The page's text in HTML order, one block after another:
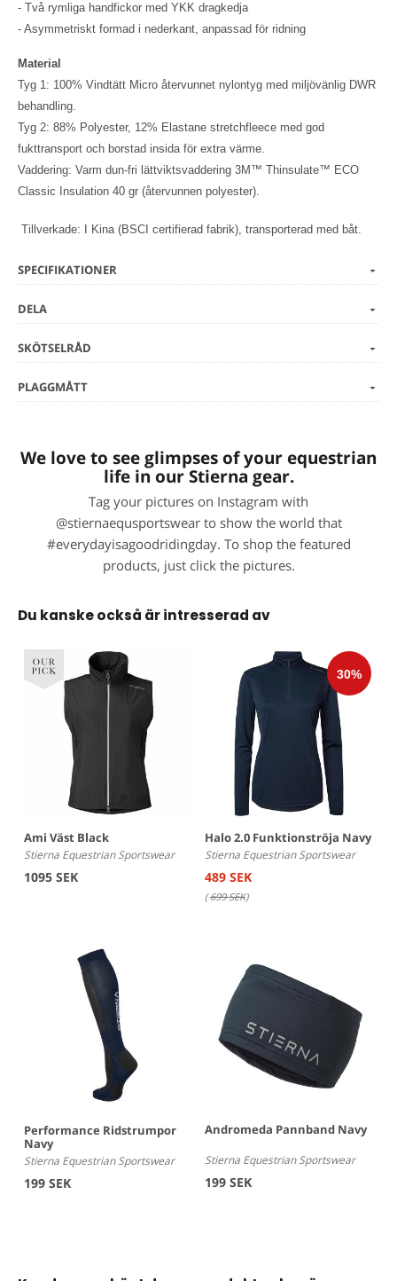
- Två rymliga handfickor med YKK dragkedja
- Asymmetriskt formad i nederkant, anpassad för ridning
Material
Tyg 1: 100% Vindtätt Micro återvunnet nylontyg med miljövänlig DWR
behandling.
Tyg 2: 88% Polyester, 12% Elastane stretchfleece med god
fukttransport och borstad insida för extra värme.
Vaddering: Varm dun-fri lättviktsvaddering 3M™ Thinsulate™ ECO
Classic Insulation 40 gr (återvunnen polyester).
Tillverkade: I Kina (BSCI certifierad fabrik), transporterad med båt.
SPECIFIKATIONER
DELA
SKÖTSELRÅD
PLAGGMÅTT
We love to see glimpses of your equestrian
life in our Stierna gear.
Tag your pictures on Instagram with
@stiernaequsportswear to show the world that
#everydayisagoodridingday. To shop the featured
products, just click the pictures.
Du kanske också är intresserad av
Ami Väst Black
Stierna Equestrian Sportswear
1095 SEK
Halo 2.0 Funktionströja Navy
Stierna Equestrian Sportswear
489 SEK
(699 SEK)
Performance Ridstrumpor
Navy
Stierna Equestrian Sportswear
199 SEK
Andromeda Pannband Navy
Stierna Equestrian Sportswear
199 SEK